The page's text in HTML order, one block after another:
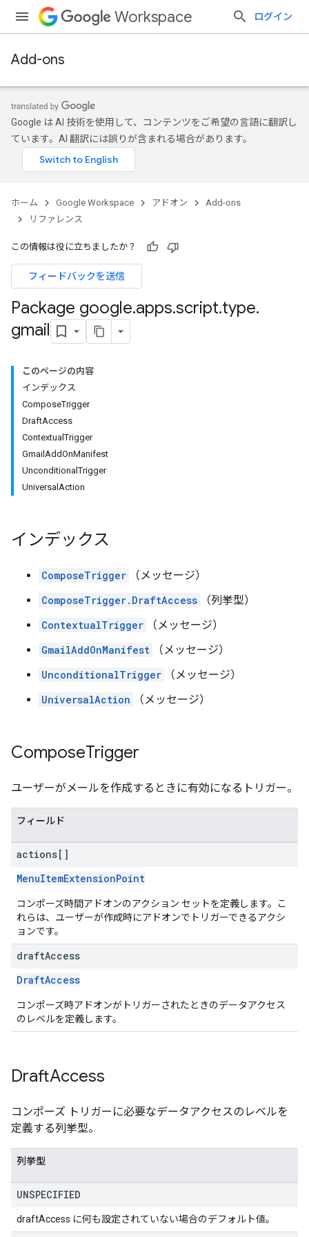
Workspace ログイン
Add-ons
Google は AI 技術を使用して、コンテンツをご希望の言語に翻訳し
ています。AI 翻訳には誤りが含まれる場合があります。
ホーム Google Workspace アドオン
Add-ons
リファレンス
この情報は役に立ちましたか？
フィードバックを送信
Package google.apps.script.type.
gmail
このページの内容
インデックス
ComposeTrigger
DraftAccess
ContextualTrigger
GmailAddOnManifest
UnconditionalTrigger
UniversalAction
インデックス
ComposeTrigger
（メッセージ）
ComposeTrigger.DraftAccess
（列挙型）
ContextualTrigger
（メッセージ）
GmailAddOnManifest
（メッセージ）
UnconditionalTrigger
（メッセージ）
UniversalAction
（メッセージ）
ComposeTrigger
ユーザーがメールを作成するときに有効になるトリガー。
フィールド
actions[]
MenuItemExtensionPoint
コンポーズ時間アドオンのアクション セットを定義します。こ
れらは、ユーザーが作成時にアドオンでトリガーできるアクシ
ョンです。
draftAccess
DraftAccess
コンポーズ時アドオンがトリガーされたときのデータアクセス
のレベルを定義します。
DraftAccess
コンポーズ トリガーに必要なデータアクセスのレベルを
定義する列挙型。
列挙型
UNSPECIFIED
draftAccess に何も設定されていない場合のデフォルト値。